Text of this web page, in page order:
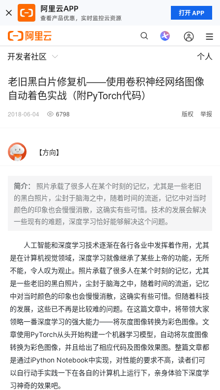
打开 APP
开发者社区 个人
老旧黑白片修复机——使用卷积神经网络图像
自动着色实战（附PyTorch代码）
2018-06-04 6798 版权 举报
【方向】
简介：
照片承载了很多人在某个时刻的记忆，尤其是一些老旧
的黑白照片，尘封于脑海之中，随着时间的流逝，记忆中对当时
颜色的印象也会慢慢消散，这确实有些可惜。技术的发展会解决
一些现有的难题，深度学习恰好能够解决这个问题。
人工智能和深度学习技术逐渐在各行各业中发挥着作用，尤其
是在计算机视觉领域，深度学习就像继承了某些上帝的功能，无所
不能，令人叹为观止。照片承载了很多人在某个时刻的记忆，尤其
是一些老旧的黑白照片，尘封于脑海之中，随着时间的流逝，记忆
中对当时颜色的印象也会慢慢消散，这确实有些可惜。但随着科技
的发展，这些已不再是比较难的问题。在这篇文章中，将带领大家
领略一番深度学习的强大能力——将灰度图像转换为彩色图像。文
章使用PyTorch从头开始构建一个机器学习模型，自动将灰度图像
转换为彩色图像，并且给出了相应代码及图像效果图。整篇文章都
是通过iPython Notebook中实现，对性能的要求不高，读者们可
以自行动手实践一下在各自的计算机上运行下，亲身体验下深度学
习神奇的效果吧。